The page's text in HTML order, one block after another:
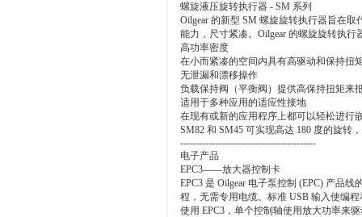
螺旋液压旋转执行器 - SM 系列
Oilgear 的新型 SM 螺旋旋转执行器旨在
能力，尺寸紧凑。Oilgear 的螺旋旋转执
高功率密度
在小而紧凑的空间内具有高驱动和保持扭
无泄漏和漂移操作
负载保持阀（平衡阀）提供高保持扭矩来
适用于多种应用的适应性接地
在现有或新的应用程序上都可以轻松进行
SM82 和 SM45 可实现高达 180 度的旋转
------------------------------------------
电子产品
EPC3——放大器控制卡
EPC3 是 Oilgear 电子泵控制 (EPC) 产品
程，无需专用电缆。标准 USB 输入使编
使用 EPC3，单个控制轴使用放大功率来